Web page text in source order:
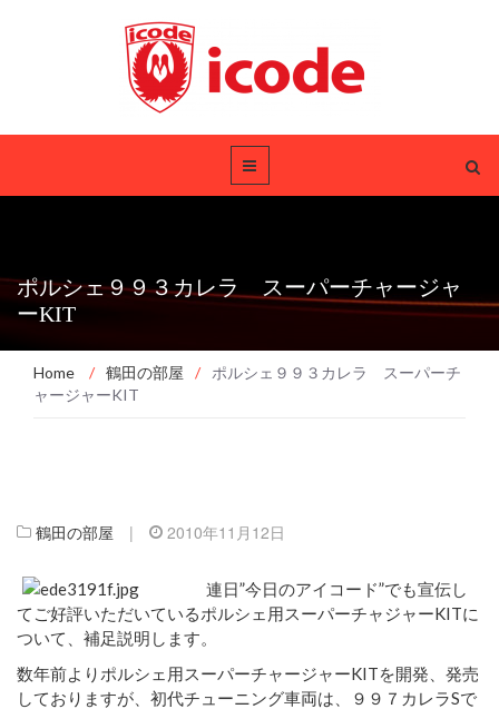
ポルシェ９９３カレラ スーパーチャージャ
ーKIT
Home / 鶴田の部屋 /
ポルシェ９９３カレラ スーパーチ
ャージャーKIT
鶴田の部屋 | 2010年11月12日
連日”今日のアイコード”でも宣伝し
てご好評いただいているポルシェ用スーパーチャジャーKITに
ついて、補足説明します。
数年前よりポルシェ用スーパーチャージャーKITを開発、発売
しておりますが、初代チューニング車両は、９９７カレラSで